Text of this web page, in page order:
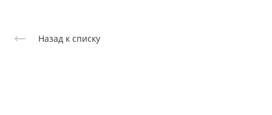
Назад к списку